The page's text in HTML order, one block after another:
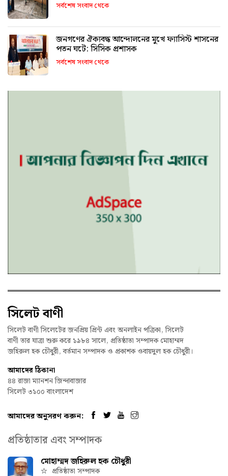
সর্বশেষ সংবাদ থেকে
জনগণের ঐক্যবদ্ধ আন্দোলনের মুখে ফ্যাসিস্ট শাসনের
পতন ঘটে: সিসিক প্রশাসক
সর্বশেষ সংবাদ থেকে
সিলেট বাণী
সিলেট বাণী সিলেটের জনপ্রিয় প্রিন্ট এবং অনলাইন পত্রিকা, সিলেট
বাণী তার যাত্রা শুরু করে ১৯৮৪ সালে, প্রতিষ্ঠাতা সম্পাদক মোহাম্মদ
জহিরুল হক চৌধুরী, বর্তমান সম্পাদক ও প্রকাশক ওবায়দুল হক চৌধুরী।
আমাদের ঠিকানা
৪৪ রাজা ম্যানশন জিন্দাবাজার
সিলেট ৩১০০ বাংলাদেশ
আমাদের অনুসরণ করুন:
প্রতিষ্ঠাতার এবং সম্পাদক
মোহাম্মদ জহিরুল হক চৌধুরী
প্রতিষ্ঠাতা সম্পাদক